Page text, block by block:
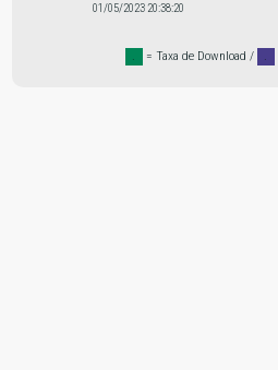
01/05/2023 20:38:20
. = Taxa de Download / .